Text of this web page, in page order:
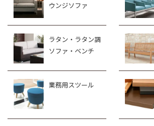
ウンジソファ
ラタン・ラタン調
ソファ・ベンチ
業務用スツール